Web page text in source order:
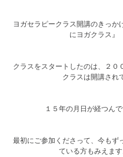
ヨガセラピークラス開講のきっか
にヨガクラス』
クラスをスタートしたのは、２０
クラスは開講され
１５年の月日が経つんで
最初にご参加くださって、今もず
ている方もみえます